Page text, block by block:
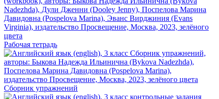
Рабочая тетрадь
Сборник упражнений